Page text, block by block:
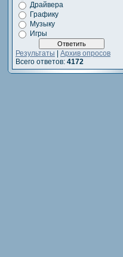
Драйвера
Графику
Музыку
Игры
Результаты
Архив опросов
Всего ответов: 4172